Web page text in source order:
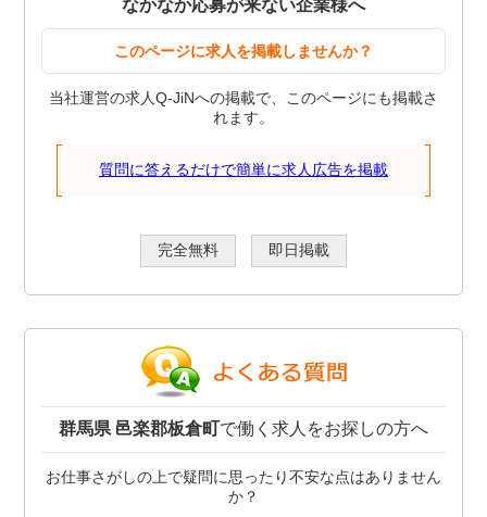
なかなか応募が来ない企業様へ
このページに求人を掲載しませんか？
当社運営の求人Q-JiNへの掲載で、このページにも掲載さ
れます。
質問に答えるだけで簡単に求人広告を掲載
完全無料 即日掲載
群馬県 邑楽郡板倉町で働く求人をお探しの方へ
お仕事さがしの上で疑問に思ったり不安な点はありません
か？